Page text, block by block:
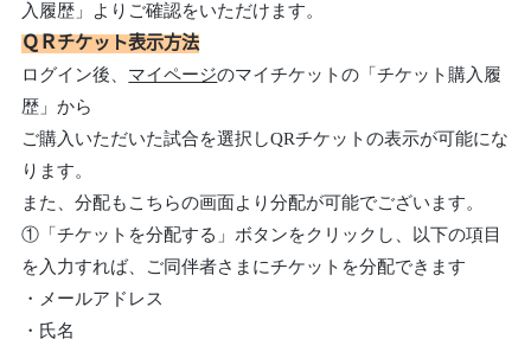
入履歴」よりご確認をいただけます。
ＱＲチケット表示方法
ログイン後、 マイページのマイチケットの「チケット購入履
歴」から
ご購入いただいた試合を選択しQRチケットの表示が可能にな
ります。
また、分配もこちらの画面より分配が可能でございます。
①「チケットを分配する」ボタンをクリックし、以下の項目
を入力すれば、ご同伴者さまにチケットを分配できます
・メールアドレス
・氏名